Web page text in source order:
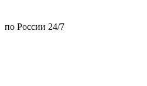
по России 24/7